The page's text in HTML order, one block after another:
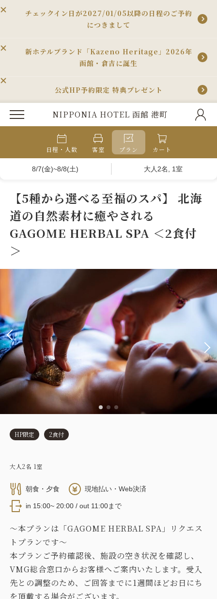
チェックイン日が2027/01/05以降の日程のご予約
につきまして
新ホテルブランド「Kazeno Heritage」2026年
函館・倉吉に誕生
公式HP予約限定 特典プレゼント
NIPPONIA HOTEL 函館 港町
日程・人数 客室 プラン カート
8/7(金)~8/8(土) 大人2名, 1室
【5種から選べる至福のスパ】 北海
道の自然素材に癒やされる
GAGOME HERBAL SPA ＜2食付
＞
HP限定 2食付
大人2名 1室
朝食・夕食 現地払い・Web決済
in 15:00~ 20:00 / out 11:00まで
～本プランは「GAGOME HERBAL SPA」リクエス
トプランです～
本プランご予約確認後、施設の空き状況を確認し、
VMG総合窓口からお客様へご案内いたします。受入
先との調整のため、ご回答までに1週間ほどお日にち
を頂戴する場合がございます。